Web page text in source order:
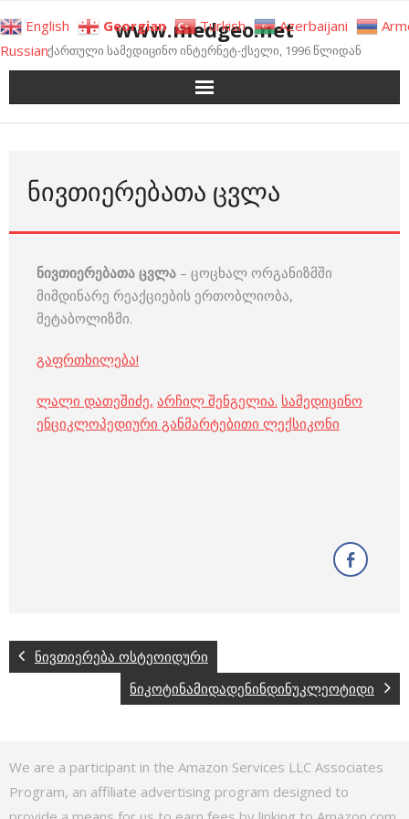
to
content
www.medgeo.net
ქართული სამედიცინო ინტერნეტ-ქსელი, 1996 წლიდან
ᲜᲘᲕᲗᲘᲔᲠᲔᲑᲐᲗᲐ ᲪᲕᲚᲐ
ნივთიერებათა ცვლა – ცოცხალ ორგანიზმში
მიმდინარე რეაქციების ერთობლიობა,
მეტაბოლიზმი.
გაფრთხილება!
ლალი დათეშიძე, არჩილ შენგელია. სამედიცინო
ენციკლოპედიური განმარტებითი ლექსიკონი
ნივთიერება ოსტეოიდური
ნიკოტინამიდადენინდინუკლეოტიდი
We are a participant in the Amazon Services LLC Associates
Program, an affiliate advertising program designed to
English Georgian Turkish Azerbaijani
Russian